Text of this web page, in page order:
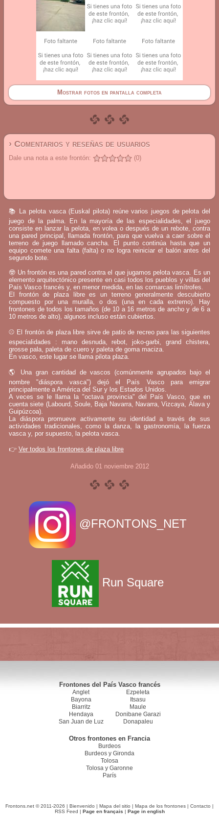
Mostrar fotos en pantalla completa
› Comentarios y reseñas de usuarios
Dale una nota a este frontón: (0)
📚 La pelota vasca (Euskal pilota) reúne varios juegos de pelota del
juego de la palma. En la mayoría de las especialidades, el juego
consiste en lanzar la pelota, en volea o después de un rebote, contra
una pared principal, llamada frontón, para que vuelva a caer sobre el
terreno de juego llamado cancha. El punto continúa hasta que un
equipo comete una falta (falta) o no logra reiniciar el balón antes del
segundo bote.
🤓 Un frontón es una pared contra el que jugamos pelota vasca. Es un
elemento arquitectónico presente en casi todos los pueblos y villas del
País Vasco francés y, en menor medida, en las comarcas limítrofes.
El frontón de plaza libre es un terreno generalmente descubierto
compuesto por una muralla, o dos (una en cada extremo). Hay
frontones de todos los tamaños (de 10 a 16 metros de ancho y de 6 a
10 metros de alto), algunos incluso están cubiertos.
⚾ El frontón de plaza libre sirve de patio de recreo para las siguientes
especialidades : mano desnuda, rebot, joko-garbi, grand chistera,
grosse pala, paleta de cuero y paleta de goma maciza.
En vasco, este lugar se llama pilota plaza.
🌎 Una gran cantidad de vascos (comúnmente agrupados bajo el
nombre "diáspora vasca") dejó el País Vasco para emigrar
principalmente a América del Sur y los Estados Unidos.
A veces se le llama la "octava provincia" del País Vasco, que en
cuenta siete (Labourd, Soule, Baja Navarra, Navarra, Vizcaya, Álava y
Guipúzcoa).
La diáspora promueve activamente su identidad a través de sus
actividades tradicionales, como la danza, la gastronomía, la fuerza
vasca y, por supuesto, la pelota vasca.
👉 Ver todos los frontones de plaza libre
Añadido 01 noviembre 2012
@FRONTONS_NET
Run Square
Frontones del País Vasco francés
Anglet
Bayona
Biarritz
Hendaya
San Juan de Luz
Ezpeleta
Itsasu
Maule
Donibane Garazi
Donapaleu
Otros frontones en Francia
Burdeos
Burdeos y Gironda
Tolosa
Tolosa y Garonne
París
Frontons.net © 2011-2026 | Bienvenido | Mapa del sitio | Mapa de los frontones | Contacto |
RSS Feed | Page en français | Page in english